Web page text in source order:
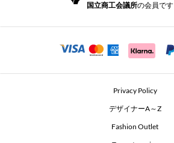
Beauty Seekers VIP Club
For a safe shopping experience
Security Communication
国立商工会議所の会員です
Privacy Policy
デザイナーA～Z
Fashion Outlet